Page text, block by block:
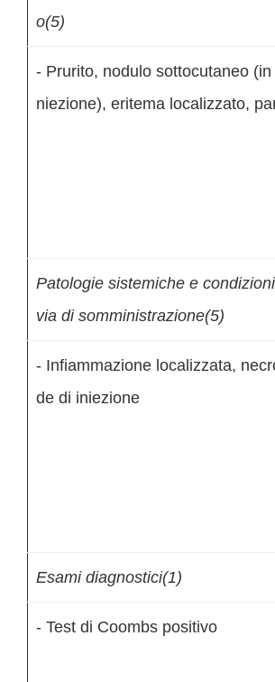
o(5)
- Prurito, nodulo sottocutaneo
niezione), eritema localizzato,
Patologie sistemiche e
via di somministrazione(5)
- Infiammazione localizzata,
de di iniezione
Esami diagnostici(1)
- Test di Coombs positivo